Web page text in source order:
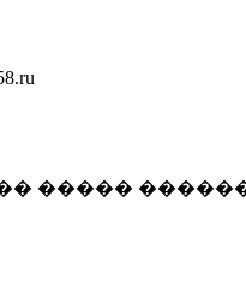
�����